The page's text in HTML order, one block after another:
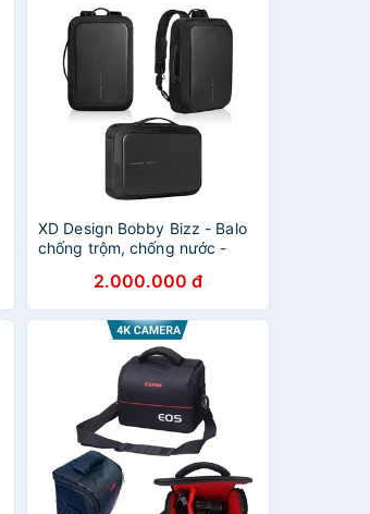
XD Design Bobby Bizz - Balo
chống trộm, chống nước -
2.000.000 đ